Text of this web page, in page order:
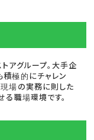
アグループ。大手企
極的にチャレン
場の実務に則した
る職場環境です。